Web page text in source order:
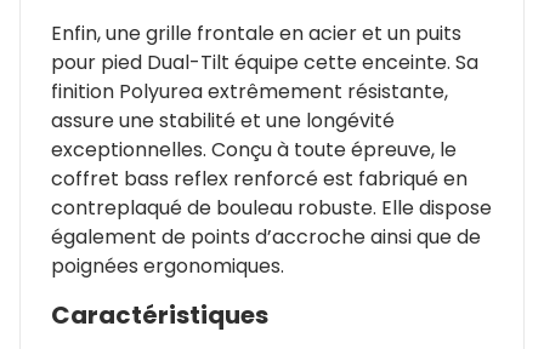
Enfin, une grille frontale en acier et un puits
pour pied Dual-Tilt équipe cette enceinte. Sa
finition Polyurea extrêmement résistante,
assure une stabilité et une longévité
exceptionnelles. Conçu à toute épreuve, le
coffret bass reflex renforcé est fabriqué en
contreplaqué de bouleau robuste. Elle dispose
également de points d’accroche ainsi que de
poignées ergonomiques.
Caractéristiques